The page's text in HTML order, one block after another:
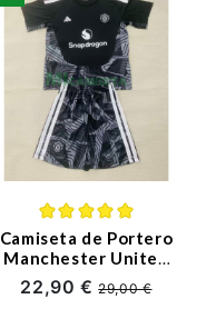
Camiseta de Portero
Manchester United
Primera Equipación
2026/2027 Negro
22,90 €29,00 €